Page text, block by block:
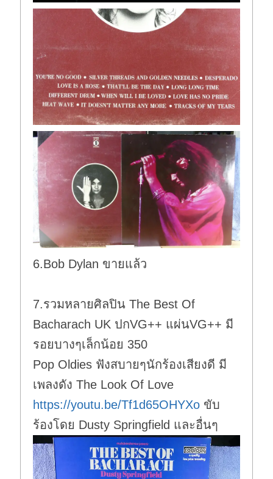
6.Bob Dylan ขายแล้ว
7.รวมหลายศิลปิน The Best Of
Bacharach UK ปกVG++ แผ่นVG++ มี
รอยบางๆเล็กน้อย 350
Pop Oldies ฟังสบายๆนักร้องเสียงดี มี
เพลงดัง The Look Of Love
https://youtu.be/Tf1d65OHYXo ขับ
ร้องโดย Dusty Springfield และอื่นๆ